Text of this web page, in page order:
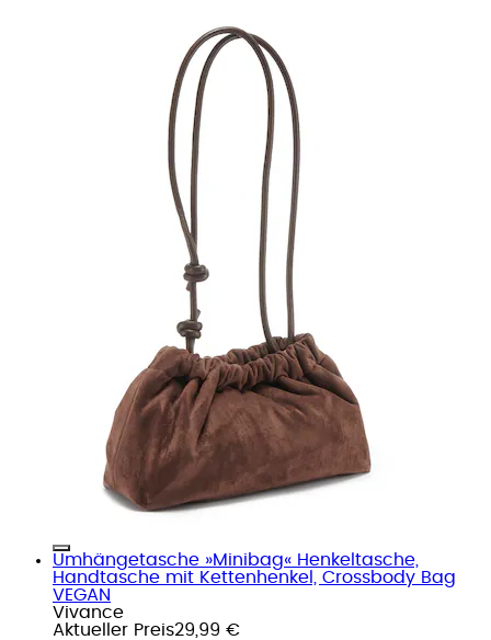
Umhängetasche »Minibag« Henkeltasche,
Handtasche mit Kettenhenkel, Crossbody Bag
VEGAN
Vivance
Aktueller Preis29,99 €